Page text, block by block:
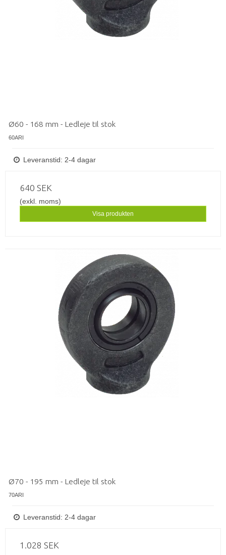
Ø60 - 168 mm - Ledleje til stok
60ARI
Leveranstid: 2-4 dagar
640 SEK
(exkl. moms)
Visa produkten
Ø70 - 195 mm - Ledleje til stok
70ARI
Leveranstid: 2-4 dagar
1.028 SEK